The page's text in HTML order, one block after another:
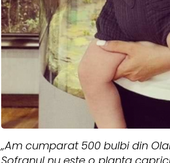
„Am cumparat 500 bulbi din